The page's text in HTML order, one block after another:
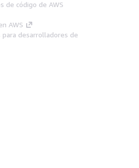
de código de AWS
AWS
desarrolladores de